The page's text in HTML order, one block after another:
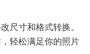
尺寸和格式转换。
轻松满足你的照片